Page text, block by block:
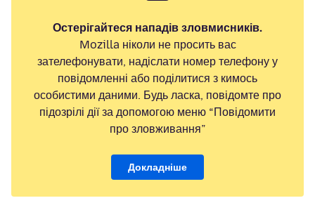
Остерігайтеся нападів зловмисників.
Mozilla ніколи не просить вас
зателефонувати, надіслати номер телефону у
повідомленні або поділитися з кимось
особистими даними. Будь ласка, повідомте про
підозрілі дії за допомогою меню “Повідомити
про зловживання”
Докладніше